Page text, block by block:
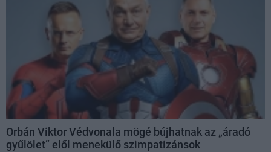
Orbán Viktor Védvonala mögé bújhatnak az „áradó
gyűlölet” elől menekülő szimpatizánsok